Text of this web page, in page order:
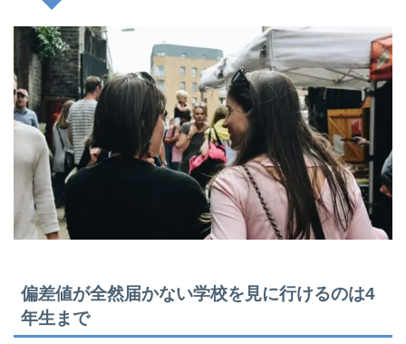
偏差値が全然届かない学校を見に行けるのは4
年生まで